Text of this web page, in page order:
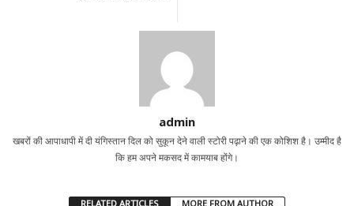
admin
खबरों की आपाधापी में दी यंगिस्तान दिल को सुकून देने वाली स्टोरी पढ़ाने की एक कोशिश है। उम्मीद है
कि हम अपने मकसद में कामयाब होंगे।